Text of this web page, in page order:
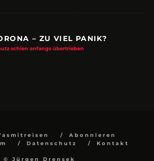
– ZU VIEL PANIK?
schien anfangs übertrieben
Abonnieren
Datenschutz Kontakt
© Jürgen Drensek